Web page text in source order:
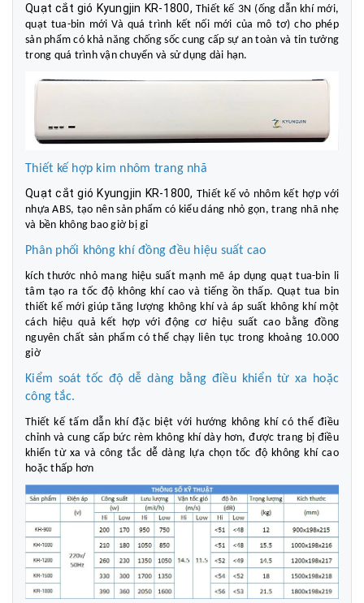
Quạt cắt gió Kyungjin KR-1800, Thiết kế 3N (ống dẫn khí mới,
quạt tua-bin mới Và quá trình kết nối mới của mô tơ) cho phép
sản phẩm có khả năng chống sốc cung cấp sự an toàn và tin tưởng
trong quá trình vận chuyển và sử dụng dài hạn.
Thiết kế hợp kim nhôm trang nhã
Quạt cắt gió Kyungjin KR-1800, Thiết kế vỏ nhôm kết hợp với
nhựa ABS, tạo nên sản phẩm có kiểu dáng nhỏ gọn, trang nhã nhẹ
và bền không bao giờ bị gỉ
Phân phối không khí đồng đều hiệu suất cao
kích thước nhỏ mang hiệu suất mạnh mẽ áp dụng quạt tua-bin li
tâm tạo ra tốc độ không khí cao và tiếng ồn thấp. Quạt tua bin
thiết kế mới giúp tăng lượng không khí và áp suất không khí một
cách hiệu quả kết hợp với động cơ hiệu suất cao bằng đồng
nguyên chất sản phẩm có thể chạy liên tục trong khoảng 10.000
giờ
Kiểm soát tốc độ dễ dàng bằng điều khiển từ xa hoặc
công tắc.
Thiết kế tấm dẫn khí đặc biệt với hướng không khí có thể điều
chỉnh và cung cấp bức rèm không khí dày hơn, được trang bị điều
khiển từ xa và công tắc dễ dàng lựa chọn tốc độ không khí cao
hoặc thấp hơn